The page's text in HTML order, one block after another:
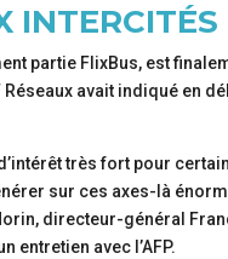
INTERCITÉS
partie FlixBus, est
avait indiqué en
très fort pour
sur ces axes-là
directeur-général
entretien avec l’AFP.